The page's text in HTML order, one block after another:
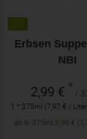
Erbsen
NBI
2,99 € * /
1 * 375ml (7,97 € /
ab 6: